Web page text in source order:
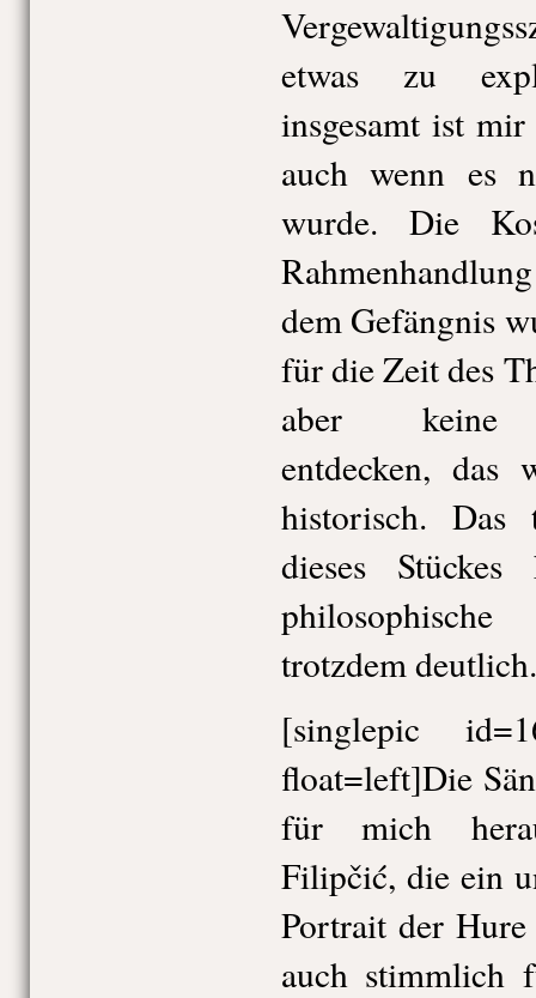
etwas zu
insgesamt ist
auch wenn es
wurde. Die
dem Gefängnis
für die Zeit des
aber keine
entdecken, das
historisch. Das
dieses
trotzdem deutlich.
[singlepic
float=left]Die
für mich
Filipčić, die ein
Portrait der
auch stimmlich